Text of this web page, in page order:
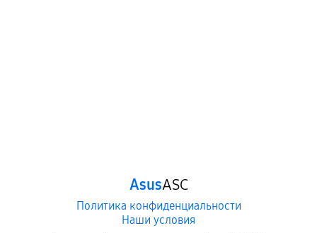
AsusASC
Политика конфиденциальности
Наши условия